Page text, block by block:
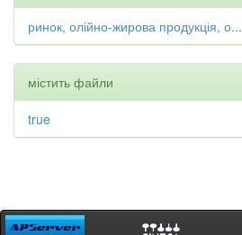
ринок, олійно-жирова продукція, о...
містить файли
true